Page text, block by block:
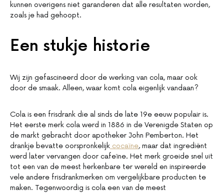
kunnen overigens niet garanderen dat alle resultaten worden,
zoals je had gehoopt.
Een stukje historie
Wij zijn gefascineerd door de werking van cola, maar ook
door de smaak. Alleen, waar komt cola eigenlijk vandaan?
Cola is een frisdrank die al sinds de late 19e eeuw populair is.
Het eerste merk cola werd in 1886 in de Verenigde Staten op
de markt gebracht door apotheker John Pemberton. Het
drankje bevatte oorspronkelijk cocaïne, maar dat ingrediënt
werd later vervangen door cafeïne. Het merk groeide snel uit
tot een van de meest herkenbare ter wereld en inspireerde
vele andere frisdrankmerken om vergelijkbare producten te
maken. Tegenwoordig is cola een van de meest